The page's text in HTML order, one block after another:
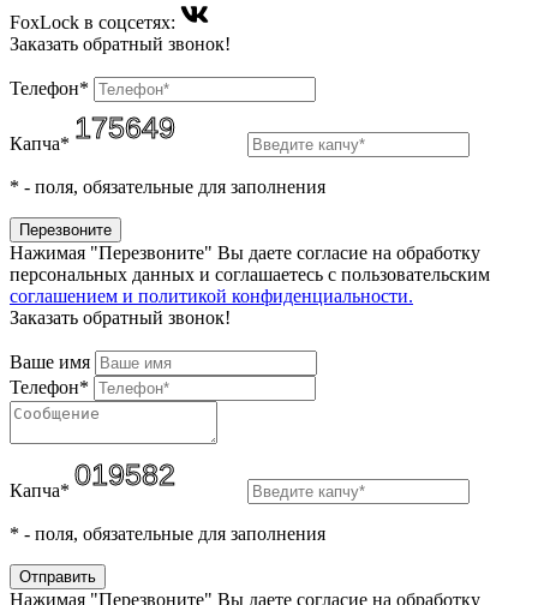
FoxLock в соцсетях:
Заказать обратный звонок!
Телефон*
Капча*
* - поля, обязательные для заполнения
Нажимая "Перезвоните" Вы даете согласие на обработку
персональных данных и соглашаетесь c пользовательским
соглашением и политикой конфиденциальности.
Заказать обратный звонок!
Ваше имя
Телефон*
Капча*
* - поля, обязательные для заполнения
Нажимая "Перезвоните" Вы даете согласие на обработку